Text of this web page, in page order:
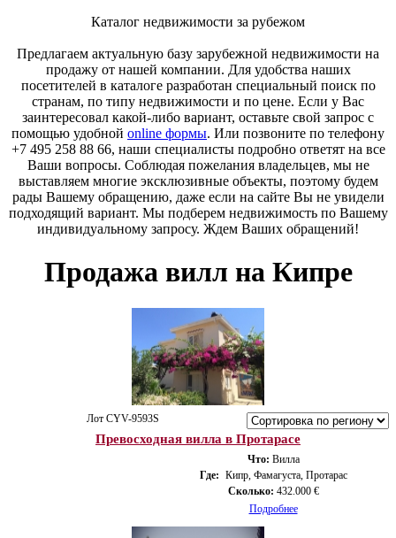
Каталог недвижимости за рубежом
Предлагаем актуальную базу зарубежной недвижимости на
продажу от нашей компании. Для удобства наших
посетителей в каталоге разработан специальный поиск по
странам, по типу недвижимости и по цене. Если у Вас
заинтересовал какой-либо вариант, оставьте свой запрос с
помощью удобной online формы. Или позвоните по телефону
+7 495 258 88 66, наши специалисты подробно ответят на все
Ваши вопросы. Соблюдая пожелания владельцев, мы не
выставляем многие эксклюзивные объекты, поэтому будем
рады Вашему обращению, даже если на сайте Вы не увидели
подходящий вариант. Мы подберем недвижимость по Вашему
индивидуальному запросу. Ждем Ваших обращений!
Продажа вилл на Кипре
Лот CYV-9593S
Превосходная вилла в Протарасе
Что: Вилла
Где: Кипр, Фамагуста, Протарас
Сколько: 432.000 €
Подробнее